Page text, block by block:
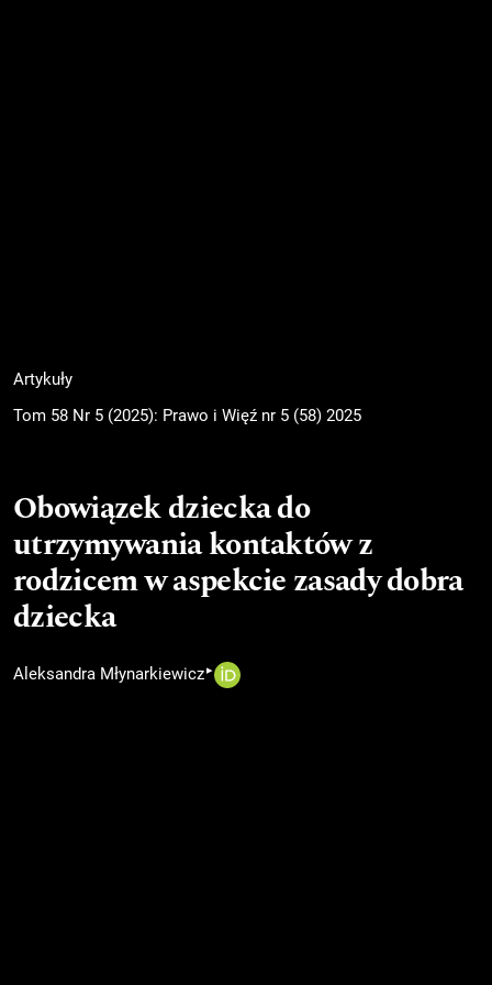
Artykuły
Tom 58 Nr 5 (2025): Prawo i Więź nr 5 (58) 2025
Obowiązek dziecka do
utrzymywania kontaktów z
rodzicem w aspekcie zasady dobra
dziecka
Aleksandra Młynarkiewicz▸